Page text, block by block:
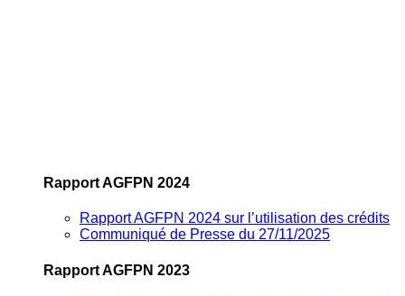
Rapport AGFPN 2024
Rapport AGFPN 2024 sur l’utilisation des crédits
Communiqué de Presse du 27/11/2025
Rapport AGFPN 2023